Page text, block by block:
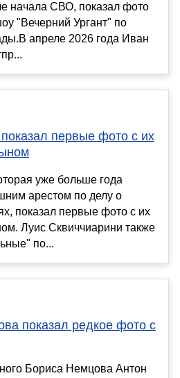
начала СВО, показал фото
"Вечерний Ургант" по
апреле 2026 года Иван
первые фото с их
уже больше года
арестом по делу о
показал первые фото с их
Луис Сквиччиарини также
по...
показал редкое фото с
Бориса Немцова Антон